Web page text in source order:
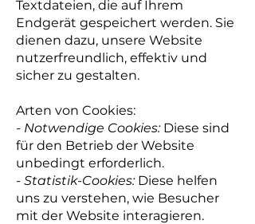
Textdateien, die auf Ihrem
Endgerät gespeichert werden. Sie
dienen dazu, unsere Website
nutzerfreundlich, effektiv und
sicher zu gestalten.
Arten von Cookies:
- Notwendige Cookies:Diese sind
für den Betrieb der Website
unbedingt erforderlich.
- Statistik-Cookies:Diese helfen
uns zu verstehen, wie Besucher
mit der Website interagieren.